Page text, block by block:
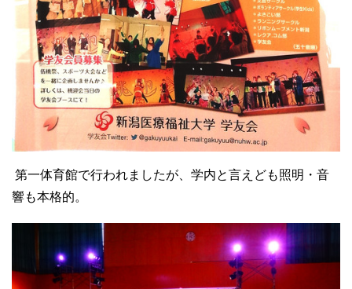
第一体育館で行われましたが、学内と言えども照明・音
響も本格的。